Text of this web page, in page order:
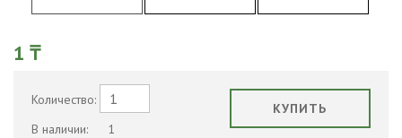
1 ₸
Количество:
В наличии:
1
КУПИТЬ